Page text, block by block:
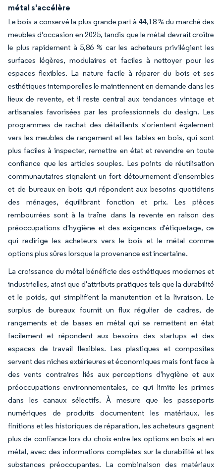
métal s'accélère
Le bois a conservé la plus grande part à 44,18 % du marché des
meubles d'occasion en 2025, tandis que le métal devrait croître
le plus rapidement à 5,86 % car les acheteurs privilégient les
surfaces légères, modulaires et faciles à nettoyer pour les
espaces flexibles. La nature facile à réparer du bois et ses
esthétiques intemporelles le maintiennent en demande dans les
lieux de revente, et il reste central aux tendances vintage et
artisanales favorisées par les professionnels du design. Les
programmes de rachat des détaillants s'orientent également
vers les meubles de rangement et les tables en bois, qui sont
plus faciles à inspecter, remettre en état et revendre en toute
confiance que les articles souples. Les points de réutilisation
communautaires signalent un fort détournement d'ensembles
et de bureaux en bois qui répondent aux besoins quotidiens
des ménages, équilibrant fonction et prix. Les pièces
rembourrées sont à la traîne dans la revente en raison des
préoccupations d'hygiène et des exigences d'étiquetage, ce
qui redirige les acheteurs vers le bois et le métal comme
options plus sûres lorsque la provenance est incertaine.
La croissance du métal bénéficie des esthétiques modernes et
industrielles, ainsi que d'attributs pratiques tels que la durabilité
et le poids, qui simplifient la manutention et la livraison. Le
surplus de bureaux fournit un flux régulier de cadres, de
rangements et de bases en métal qui se remettent en état
facilement et répondent aux besoins des startups et des
espaces de travail flexibles. Les plastiques et composites
servent des niches extérieures et économiques mais font face à
des vents contraires liés aux perceptions d'hygiène et aux
préoccupations environnementales, ce qui limite les primes
dans les canaux sélectifs. À mesure que les passeports
numériques de produits documentent les matériaux, les
finitions et les historiques de réparation, les acheteurs gagnent
plus de confiance lors du choix entre les options en bois et en
métal, avec des informations complètes sur la durabilité et les
substances préoccupantes. La combinaison des matériaux